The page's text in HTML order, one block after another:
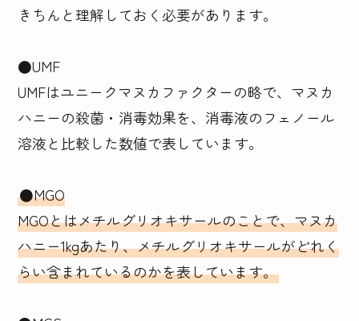
きちんと理解しておく必要があります。
●UMF
UMFはユニークマヌカファクターの略で、マヌカ
ハニーの殺菌・消毒効果を、消毒液のフェノール
溶液と比較した数値で表しています。
●MGO
MGOとはメチルグリオキサールのことで、マヌカ
ハニー1kgあたり、メチルグリオキサールがどれく
らい含まれているのかを表しています。